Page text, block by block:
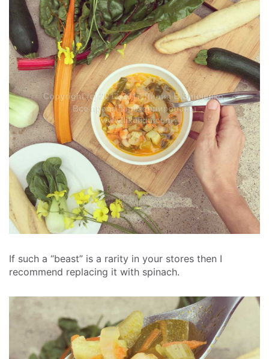
If such a “beast” is a rarity in your stores then I
recommend replacing it with spinach.